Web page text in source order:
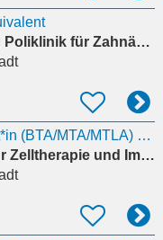
Universität Würzburg Poliklinik für Zahnärztliche Prothetik
Technische*r Assistent*in (BTA/MTA/MTLA) oder Biologielaborant*in
Fraunhofer-Institut für Zelltherapie und Immunulogie